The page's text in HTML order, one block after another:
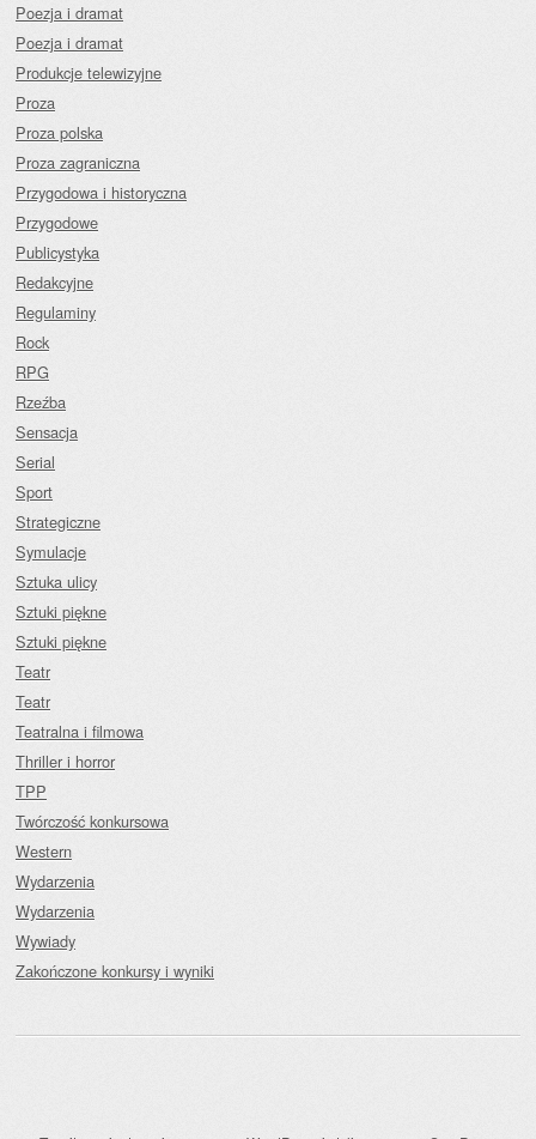
Poezja i dramat
Poezja i dramat
Produkcje telewizyjne
Proza
Proza polska
Proza zagraniczna
Przygodowa i historyczna
Przygodowe
Publicystyka
Redakcyjne
Regulaminy
Rock
RPG
Rzeźba
Sensacja
Serial
Sport
Strategiczne
Symulacje
Sztuka ulicy
Sztuki piękne
Sztuki piękne
Teatr
Teatr
Teatralna i filmowa
Thriller i horror
TPP
Twórczość konkursowa
Western
Wydarzenia
Wydarzenia
Wywiady
Zakończone konkursy i wyniki